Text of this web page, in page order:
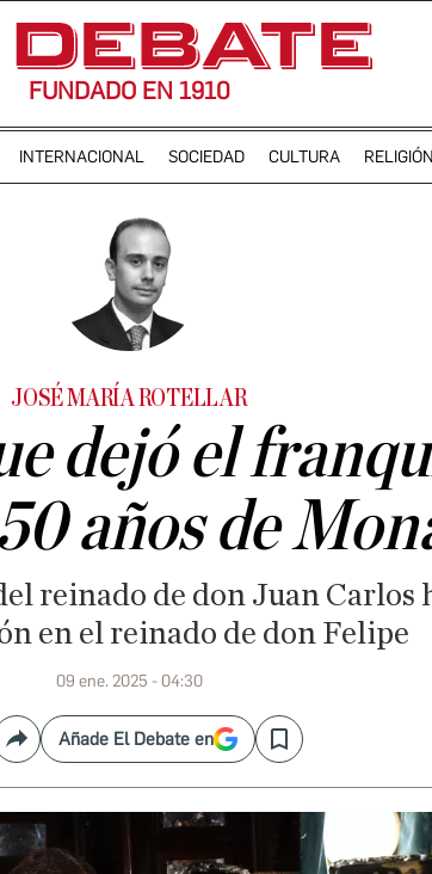
FUNDADO EN 1910
INTERNACIONAL SOCIEDAD CULTURA RELIGIÓN
JOSÉ MARÍA ROTELLAR
dejó el
años de
reinado de don Juan Carlos
en el reinado de don Felipe
09 ene. 2025 - 04:30
CompartirAñade El Debate en Save